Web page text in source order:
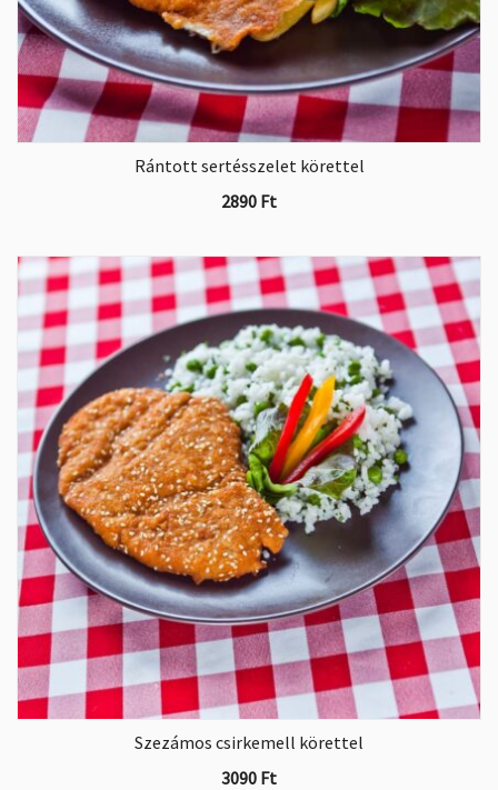
Rántott sertésszelet körettel
2890 Ft
Szezámos csirkemell körettel
3090 Ft